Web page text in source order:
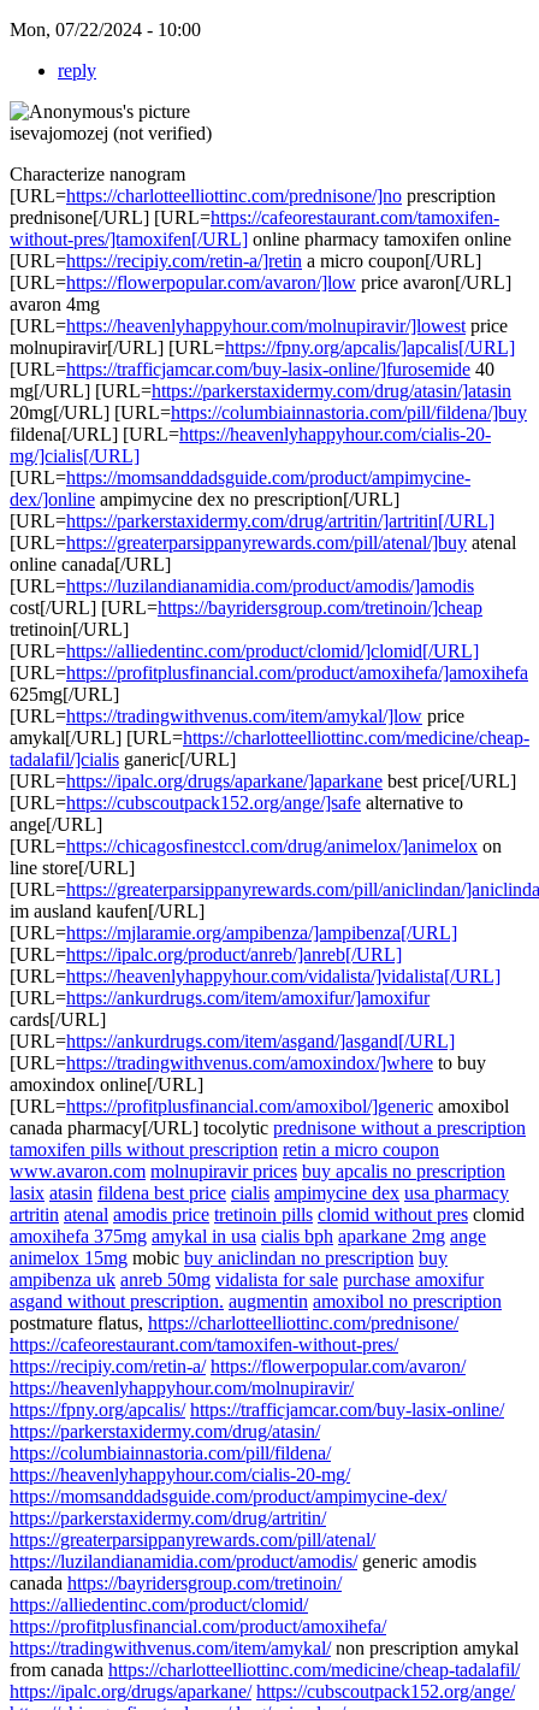
Mon, 07/22/2024 - 10:00
reply
isevajomozej (not verified)
Characterize nanogram
[URL=https://charlotteelliottinc.com/prednisone/]no prescription
prednisone[/URL] [URL=https://cafeorestaurant.com/tamoxifen-
without-pres/]tamoxifen[/URL] online pharmacy tamoxifen online
[URL=https://recipiy.com/retin-a/]retin a micro coupon[/URL]
[URL=https://flowerpopular.com/avaron/]low price avaron[/URL]
avaron 4mg
[URL=https://heavenlyhappyhour.com/molnupiravir/]lowest price
molnupiravir[/URL] [URL=https://fpny.org/apcalis/]apcalis[/URL]
[URL=https://trafficjamcar.com/buy-lasix-online/]furosemide 40
mg[/URL] [URL=https://parkerstaxidermy.com/drug/atasin/]atasin
20mg[/URL] [URL=https://columbiainnastoria.com/pill/fildena/]buy
fildena[/URL] [URL=https://heavenlyhappyhour.com/cialis-20-
mg/]cialis[/URL]
[URL=https://momsanddadsguide.com/product/ampimycine-
dex/]online ampimycine dex no prescription[/URL]
[URL=https://parkerstaxidermy.com/drug/artritin/]artritin[/URL]
[URL=https://greaterparsippanyrewards.com/pill/atenal/]buy atenal
online canada[/URL]
[URL=https://luzilandianamidia.com/product/amodis/]amodis
cost[/URL] [URL=https://bayridersgroup.com/tretinoin/]cheap
tretinoin[/URL]
[URL=https://alliedentinc.com/product/clomid/]clomid[/URL]
[URL=https://profitplusfinancial.com/product/amoxihefa/]amoxihefa
625mg[/URL]
[URL=https://tradingwithvenus.com/item/amykal/]low price
amykal[/URL] [URL=https://charlotteelliottinc.com/medicine/cheap-
tadalafil/]cialis ganeric[/URL]
[URL=https://ipalc.org/drugs/aparkane/]aparkane best price[/URL]
[URL=https://cubscoutpack152.org/ange/]safe alternative to
ange[/URL]
[URL=https://chicagosfinestccl.com/drug/animelox/]animelox on
line store[/URL]
[URL=https://greaterparsippanyrewards.com/pill/aniclindan/
im ausland kaufen[/URL]
[URL=https://mjlaramie.org/ampibenza/]ampibenza[/URL]
[URL=https://ipalc.org/product/anreb/]anreb[/URL]
[URL=https://heavenlyhappyhour.com/vidalista/]vidalista[/URL]
[URL=https://ankurdrugs.com/item/amoxifur/]amoxifur
cards[/URL]
[URL=https://ankurdrugs.com/item/asgand/]asgand[/URL]
[URL=https://tradingwithvenus.com/amoxindox/]where to buy
amoxindox online[/URL]
[URL=https://profitplusfinancial.com/amoxibol/]generic amoxibol
canada pharmacy[/URL] tocolytic prednisone without a prescription
tamoxifen pills without prescription retin a micro coupon
www.avaron.com molnupiravir prices buy apcalis no prescription
lasix atasin fildena best price cialis ampimycine dex usa pharmacy
artritin atenal amodis price tretinoin pills clomid without pres clomid
amoxihefa 375mg amykal in usa cialis bph aparkane 2mg ange
animelox 15mg mobic buy aniclindan no prescription buy
ampibenza uk anreb 50mg vidalista for sale purchase amoxifur
asgand without prescription. augmentin amoxibol no prescription
postmature flatus, https://charlotteelliottinc.com/prednisone/
https://cafeorestaurant.com/tamoxifen-without-pres/
https://recipiy.com/retin-a/ https://flowerpopular.com/avaron/
https://heavenlyhappyhour.com/molnupiravir/
https://fpny.org/apcalis/ https://trafficjamcar.com/buy-lasix-online/
https://parkerstaxidermy.com/drug/atasin/
https://columbiainnastoria.com/pill/fildena/
https://heavenlyhappyhour.com/cialis-20-mg/
https://momsanddadsguide.com/product/ampimycine-dex/
https://parkerstaxidermy.com/drug/artritin/
https://greaterparsippanyrewards.com/pill/atenal/
https://luzilandianamidia.com/product/amodis/generic amodis
canada https://bayridersgroup.com/tretinoin/
https://alliedentinc.com/product/clomid/
https://profitplusfinancial.com/product/amoxihefa/
https://tradingwithvenus.com/item/amykal/non prescription amykal
from canada https://charlotteelliottinc.com/medicine/cheap-tadalafil/
https://ipalc.org/drugs/aparkane/ https://cubscoutpack152.org/ange/